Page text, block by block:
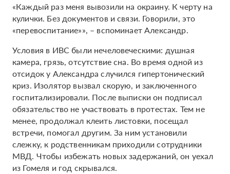
«Каждый раз меня вывозили на окраину. К черту на
кулички. Без документов и связи. Говорили, это
«перевоспитание»», – вспоминает Александр.
Условия в ИВС были нечеловеческими: душная
камера, грязь, отсутствие сна. Во время одной из
отсидок у Александра случился гипертонический
криз. Изолятор вызвал скорую, и заключенного
госпитализировали. После выписки он подписал
обязательство не участвовать в протестах. Тем не
менее, продолжал клеить листовки, посещал
встречи, помогал другим. За ним установили
слежку, к родственникам приходили сотрудники
МВД. Чтобы избежать новых задержаний, он уехал
из Гомеля и год скрывался.